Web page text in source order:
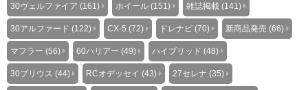
30ヴェルファイア (161) ホイール (151) 雑誌掲載 (141)
30アルファード (122) CX-5 (72) ドレナビ (70) 新商品発売 (66)
マフラー (56) 60ハリアー (49) ハイブリッド (48)
30プリウス (44) RCオデッセイ (43) 27セレナ (35)